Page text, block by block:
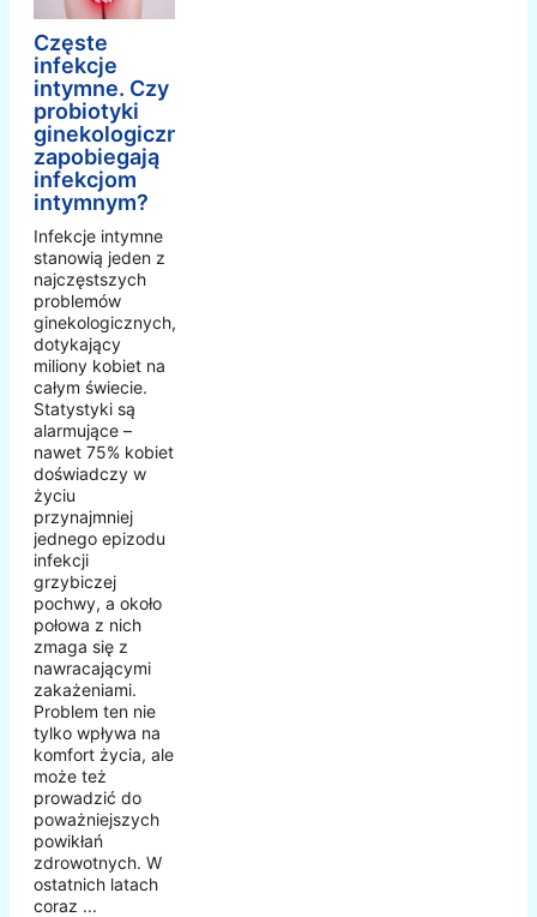
Częste
infekcje
intymne. Czy
probiotyki
ginekologiczne
zapobiegają
infekcjom
intymnym?
Infekcje intymne
stanowią jeden z
najczęstszych
problemów
ginekologicznych,
dotykający
miliony kobiet na
całym świecie.
Statystyki są
alarmujące –
nawet 75% kobiet
doświadczy w
życiu
przynajmniej
jednego epizodu
infekcji
grzybiczej
pochwy, a około
połowa z nich
zmaga się z
nawracającymi
zakażeniami.
Problem ten nie
tylko wpływa na
komfort życia, ale
może też
prowadzić do
poważniejszych
powikłań
zdrowotnych. W
ostatnich latach
coraz ...